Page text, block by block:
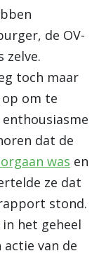
de OV-
zelve.
toch maar
om te
dat de
was en
ze dat
stond.
het geheel
van de